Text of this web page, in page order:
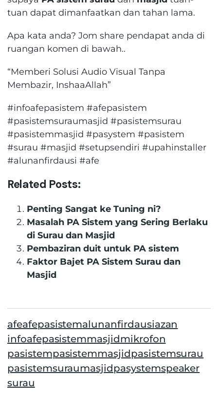
tuan dapat dimanfaatkan dan tahan lama.
Apa kata anda? Jom share pendapat anda di
ruangan komen di bawah..
“Memberi Solusi Audio Visual Tanpa
Membazir, InshaaAllah”
#infoafepasistem #afepasistem
#pasistemsuraumasjid #pasistemsurau
#pasistemmasjid #pasystem #pasistem
#surau #masjid #setupsendiri #upahinstaller
#alunanfirdausi #afe
Related Posts:
Penting Sangat ke Tuning ni?
Masalah PA Sistem yang Sering Berlaku
di Surau dan Masjid
Pembaziran duit untuk PA sistem
Faktor Bajet PA Sistem Surau dan
Masjid
afeafepasistemalunanfirdausiazan
infoafepasistemmasjidmikrofon
pasistempasistemmasjidpasistemsurau
pasistemsuraumasjidpasystemspeaker
surau